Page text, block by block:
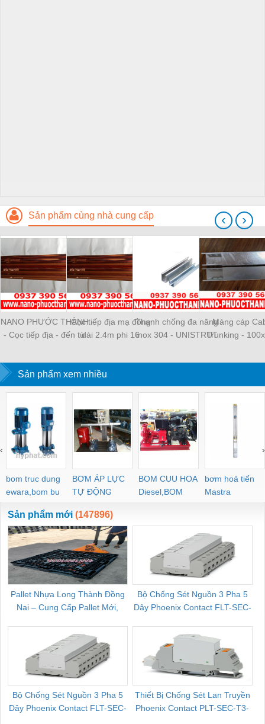
Sản phẩm cùng nhà cung cấp
NANO PHƯỚC THÀNH
- Cọc tiếp địa - đến từ
nào?
Cọc tiếp địa mạ đồng
dài 2.4m phi 16
Thanh chống đa năng
inox 304 - UNISTRUT
PHƯỚC THÀNH
Máng cáp
Trunking -
‹ ›
Sản phẩm xem nhiều
bom truc dung
ewara,bom bu
ewara
BƠM ÁP LỰC
TỰ ĐỘNG
BOM CUU HOA
Diesel,BOM
CHUA CHAY
bơm hoả tiển
Mastra
‹ ›
Sản phẩm mới (147896)
Pallet Nhựa Long Thành Đồng
Nai – Cung Cấp Pallet Mới,
Bộ Chống Sét Nguồn 3 Pha 5
Dây Phoenix Contact FLT-SEC-
Bộ Chống Sét Nguồn 3 Pha 5
Dây Phoenix Contact FLT-SEC-
Thiết Bị Chống Sét Lan Truyền
Phoenix Contact PLT-SEC-T3-